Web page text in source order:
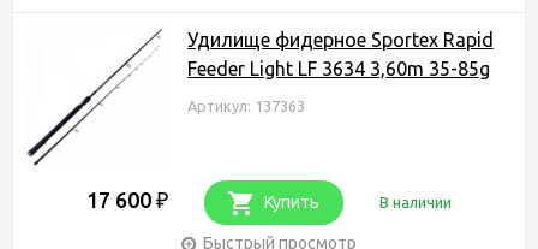
Удилище фидерное Sportex Rapid
Feeder Light LF 3634 3,60m 35-85g
Артикул: 137363
17 600 ₽ Купить В наличии
Быстрый просмотр